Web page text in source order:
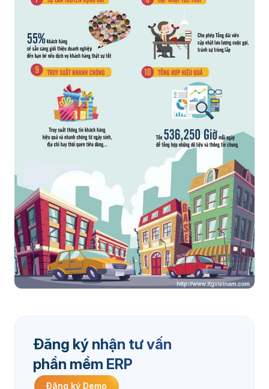
Đăng ký nhận tư vấn
phần mềm ERP
Đăng ký Demo